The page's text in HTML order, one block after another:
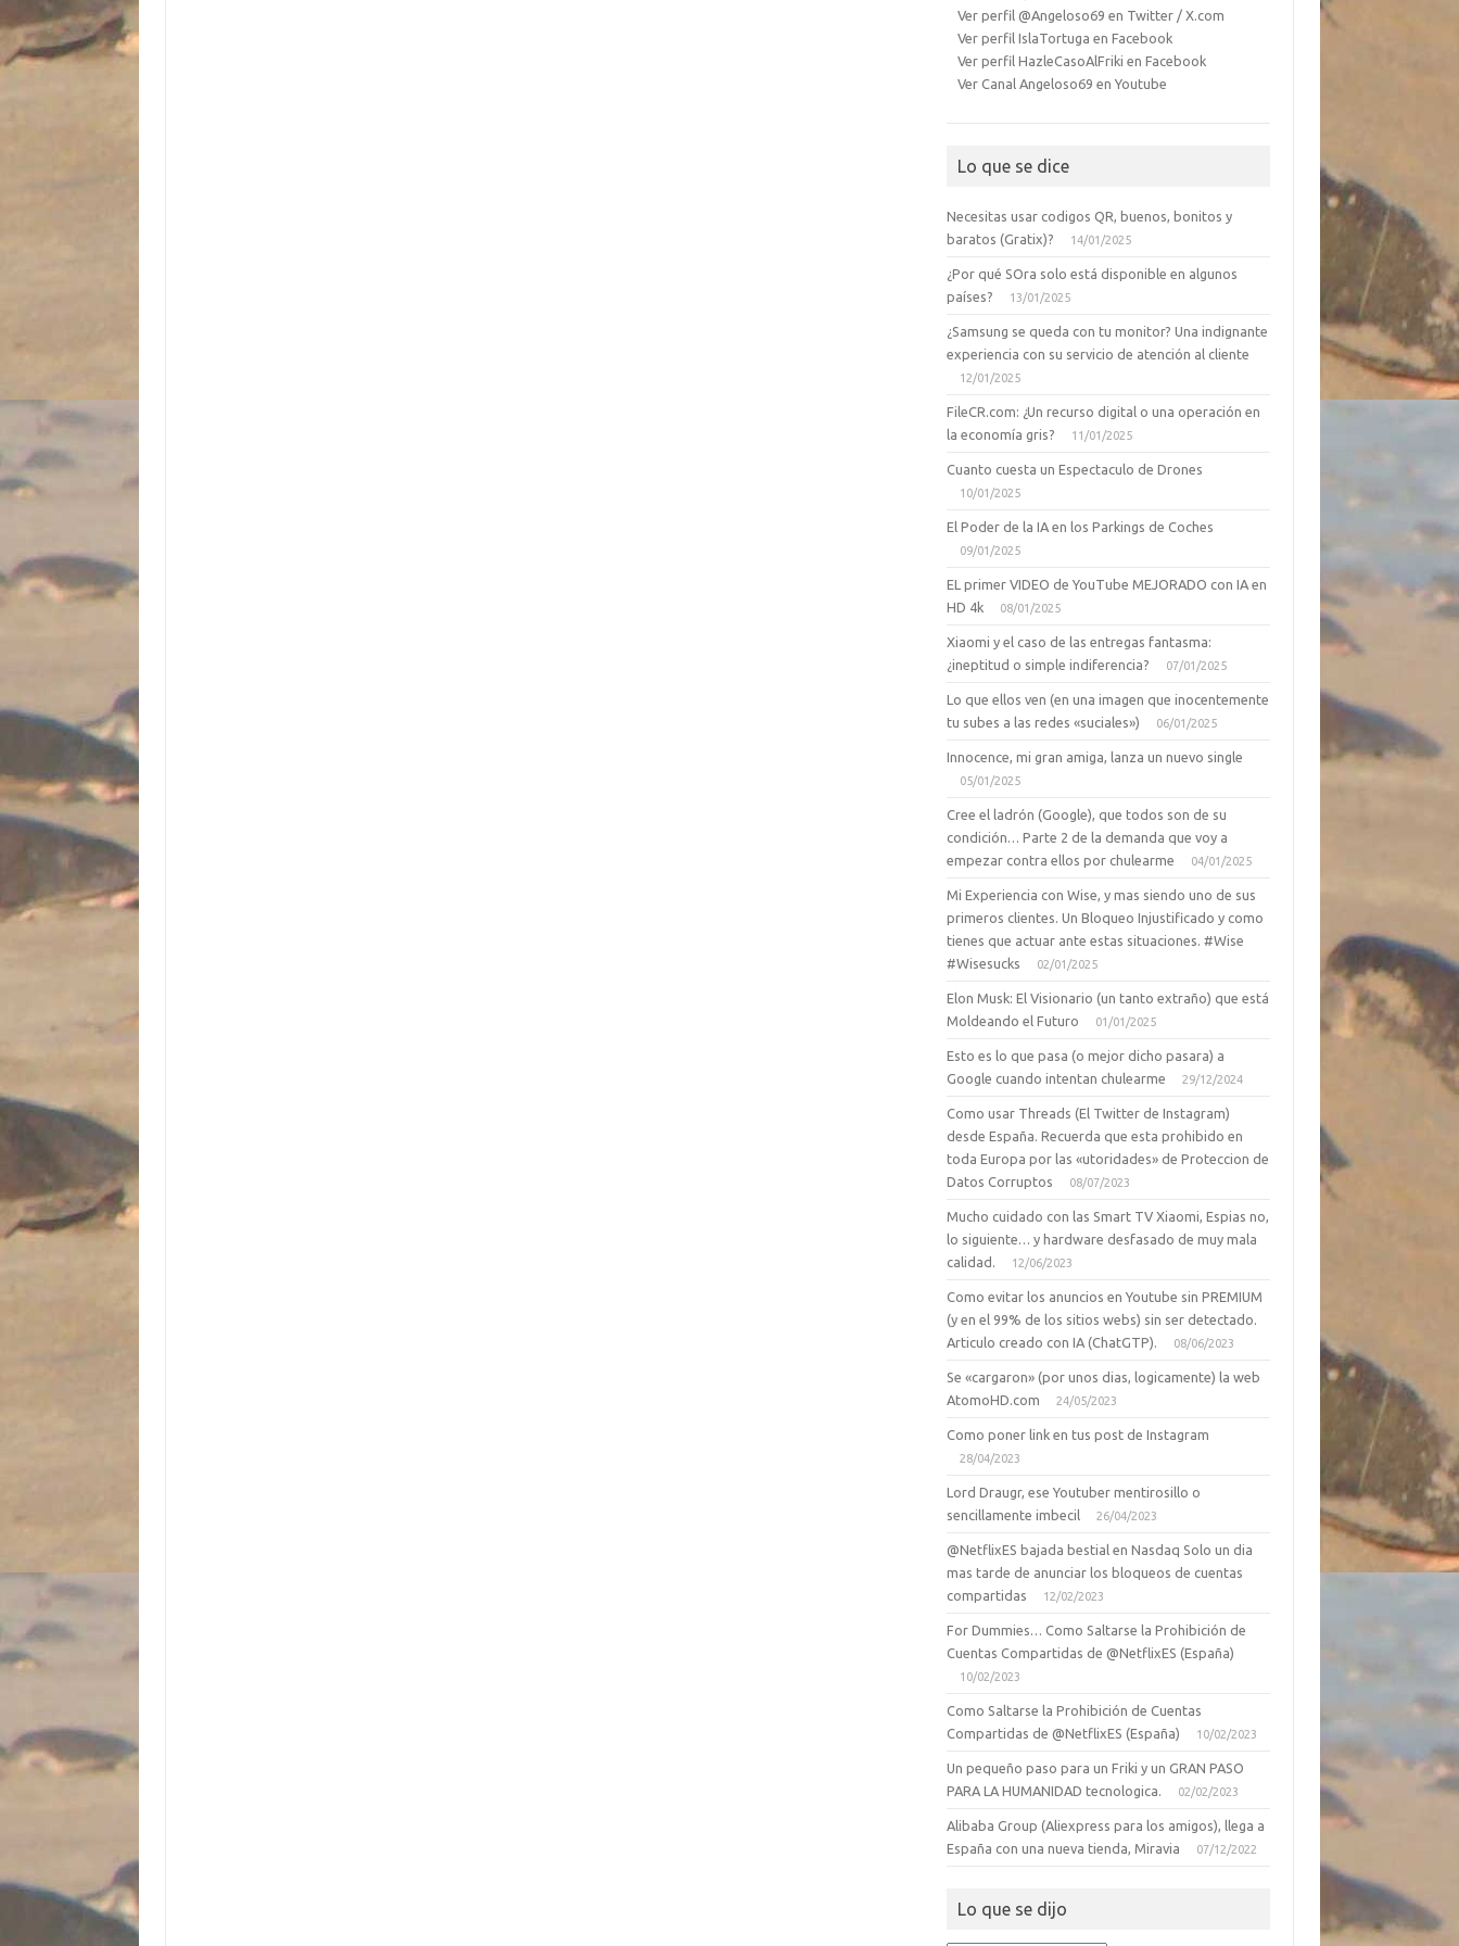
Ver perfil @Angeloso69 en Twitter / X.com
Ver perfil IslaTortuga en Facebook
Ver perfil HazleCasoAlFriki en Facebook
Ver Canal Angeloso69 en Youtube
Lo que se dice
Necesitas usar codigos QR, buenos, bonitos y
baratos (Gratix)?
14/01/2025
¿Por qué SOra solo está disponible en algunos
países?
13/01/2025
¿Samsung se queda con tu monitor? Una indignante
experiencia con su servicio de atención al cliente
12/01/2025
FileCR.com: ¿Un recurso digital o una operación en
la economía gris?
11/01/2025
Cuanto cuesta un Espectaculo de Drones
10/01/2025
El Poder de la IA en los Parkings de Coches
09/01/2025
EL primer VIDEO de YouTube MEJORADO con IA en
HD 4k
08/01/2025
Xiaomi y el caso de las entregas fantasma:
¿ineptitud o simple indiferencia?
07/01/2025
Lo que ellos ven (en una imagen que inocentemente
tu subes a las redes «suciales»)
06/01/2025
Innocence, mi gran amiga, lanza un nuevo single
05/01/2025
Cree el ladrón (Google), que todos son de su
condición… Parte 2 de la demanda que voy a
empezar contra ellos por chulearme
04/01/2025
Mi Experiencia con Wise, y mas siendo uno de sus
primeros clientes. Un Bloqueo Injustificado y como
tienes que actuar ante estas situaciones. #Wise
#Wisesucks
02/01/2025
Elon Musk: El Visionario (un tanto extraño) que está
Moldeando el Futuro
01/01/2025
Esto es lo que pasa (o mejor dicho pasara) a
Google cuando intentan chulearme
29/12/2024
Como usar Threads (El Twitter de Instagram)
desde España. Recuerda que esta prohibido en
toda Europa por las «utoridades» de Proteccion de
Datos Corruptos
08/07/2023
Mucho cuidado con las Smart TV Xiaomi, Espias no,
lo siguiente… y hardware desfasado de muy mala
calidad.
12/06/2023
Como evitar los anuncios en Youtube sin PREMIUM
(y en el 99% de los sitios webs) sin ser detectado.
Articulo creado con IA (ChatGTP).
08/06/2023
Se «cargaron» (por unos dias, logicamente) la web
AtomoHD.com
24/05/2023
Como poner link en tus post de Instagram
28/04/2023
Lord Draugr, ese Youtuber mentirosillo o
sencillamente imbecil
26/04/2023
@NetflixES bajada bestial en Nasdaq Solo un dia
mas tarde de anunciar los bloqueos de cuentas
compartidas
12/02/2023
For Dummies… Como Saltarse la Prohibición de
Cuentas Compartidas de @NetflixES (España)
10/02/2023
Como Saltarse la Prohibición de Cuentas
Compartidas de @NetflixES (España)
10/02/2023
Un pequeño paso para un Friki y un GRAN PASO
PARA LA HUMANIDAD tecnologica.
02/02/2023
Alibaba Group (Aliexpress para los amigos), llega a
España con una nueva tienda, Miravia
07/12/2022
Lo que se dijo